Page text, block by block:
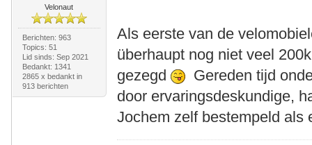
Velonaut
Berichten: 963
Topics: 51
Lid sinds: Sep 2021
Bedankt: 1341
2865 x bedankt in
913 berichten
Als eerste van de
überhaupt nog niet veel
gezegd
Gereden tijd
door ervaringsdeskundige,
Jochem zelf bestempeld